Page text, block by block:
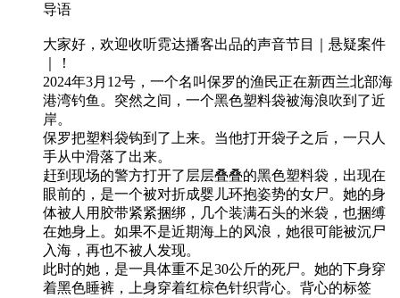
导语
大家好，欢迎收听霓达播客出品的声音节目｜悬疑案件
｜！
2024年3月12号，一个名叫保罗的渔民正在新西兰北部海
港湾钓鱼。突然之间，一个黑色塑料袋被海浪吹到了近
岸。
保罗把塑料袋钩到了上来。当他打开袋子之后，一只人
手从中滑落了出来。
赶到现场的警方打开了层层叠叠的黑色塑料袋，出现在
眼前的，是一个被对折成婴儿环抱姿势的女尸。她的身
体被人用胶带紧紧捆绑，几个装满石头的米袋，也捆缚
在她身上。如果不是近期海上的风浪，她很可能被沉尸
入海，再也不被人发现。
此时的她，是一具体重不足30公斤的死尸。她的下身穿
着黑色睡裤，上身穿着红棕色针织背心。背心的标签